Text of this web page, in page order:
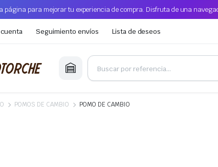
página para mejorar tu experiencia de compra. Disfruta de una
Seguimiento envíos Lista de deseos
POMOS DE CAMBIO POMO DE CAMBIO